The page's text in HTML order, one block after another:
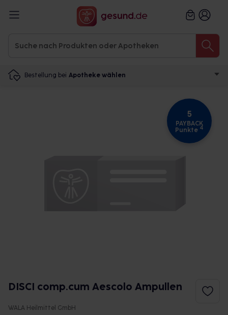
Bestellung bei Apotheke wählen
5
PAYBACK
Punkte 4
DISCI comp.cum Aescolo Ampullen
WALA Heilmittel GmbH